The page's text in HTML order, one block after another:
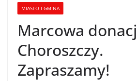
MIASTO I GMINA
Marcowa
Choroszczy.
Zapraszamy!